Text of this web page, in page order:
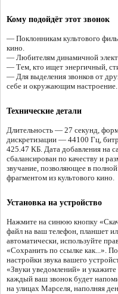
Кому подойдёт этот звонок
— Поклонникам культового
кино.
— Любителям динамичной
— Тем, кто ищет энергичный,
— Для выделения звонков от
себе и окружающим настроение.
Технические детали
Длительность — 27 секунд,
дискретизации — 44100 Гц,
425.47 КБ. Дата добавления на
сбалансирован по качеству и
звучание, позволяющее в
фрагментом из культового кино.
Установка на устройство
Нажмите на синюю кнопку
файл на ваш телефон, планшет
автоматически, используйте
«Сохранить по ссылке как...».
настройки звука вашего
«Звуки уведомлений» и
каждый ваш звонок будет
на улицах Марселя, наполняя